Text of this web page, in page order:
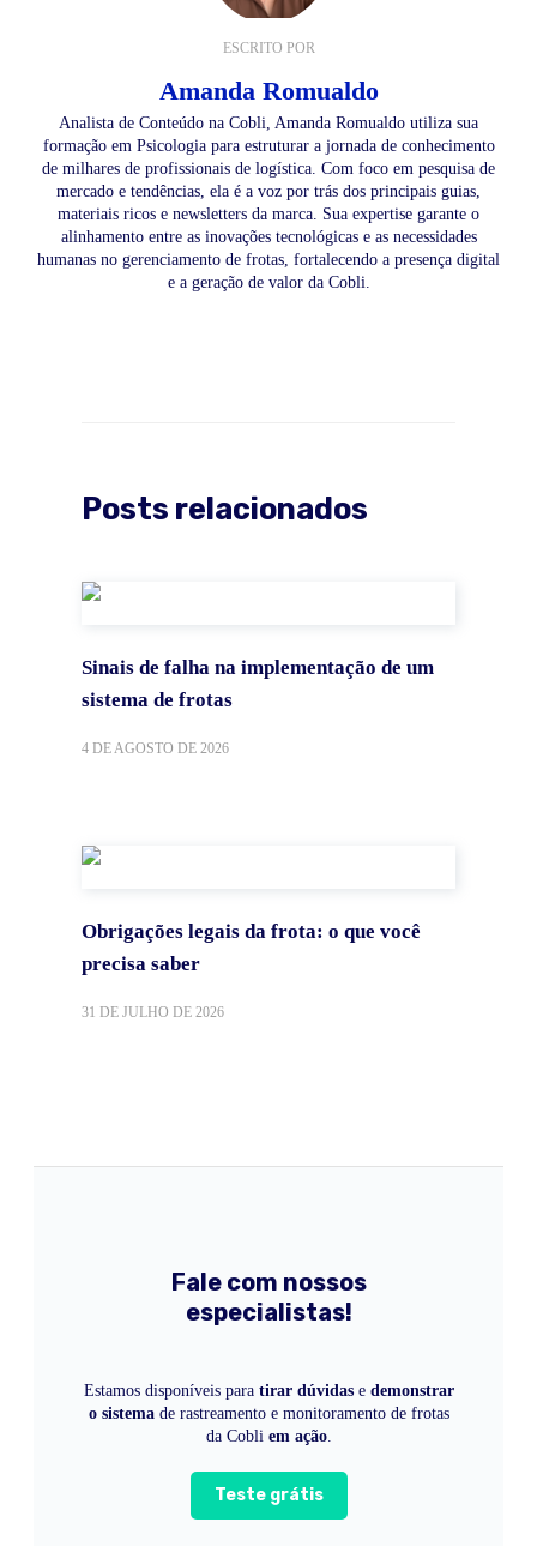
ESCRITO POR
Amanda Romualdo
Analista de Conteúdo na Cobli, Amanda Romualdo utiliza sua
formação em Psicologia para estruturar a jornada de conhecimento
de milhares de profissionais de logística. Com foco em pesquisa de
mercado e tendências, ela é a voz por trás dos principais guias,
materiais ricos e newsletters da marca. Sua expertise garante o
alinhamento entre as inovações tecnológicas e as necessidades
humanas no gerenciamento de frotas, fortalecendo a presença digital
e a geração de valor da Cobli.
Posts relacionados
Sinais de falha na implementação de um
sistema de frotas
4 DE AGOSTO DE 2026
Obrigações legais da frota: o que você
precisa saber
31 DE JULHO DE 2026
Fale com nossos
especialistas!
Estamos disponíveis para tirar dúvidase demonstrar
o sistemade rastreamento e monitoramento de frotas
da Cobli em ação.
Teste grátis